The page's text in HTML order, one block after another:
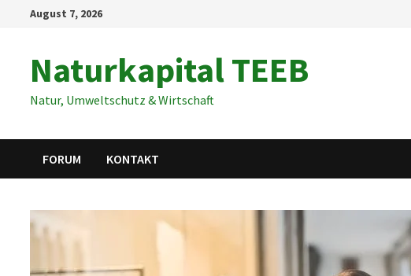
August 7, 2026
Naturkapital TEEB
Natur, Umweltschutz & Wirtschaft
FORUM KONTAKT